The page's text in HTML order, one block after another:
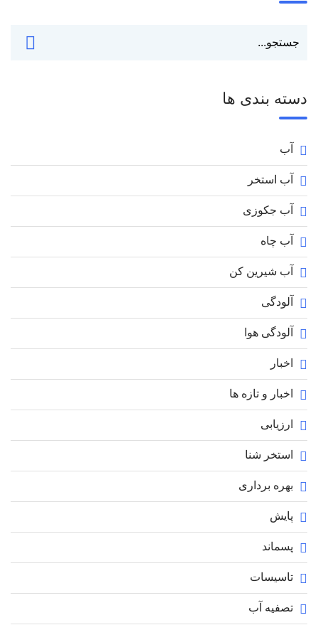
دسته بندی ها
آب
آب استخر
آب جکوزی
آب چاه
آب شیرین کن
آلودگی
آلودگی هوا
اخبار
اخبار و تازه ها
ارزیابی
استخر شنا
بهره برداری
پایش
پسماند
تاسیسات
تصفیه آب